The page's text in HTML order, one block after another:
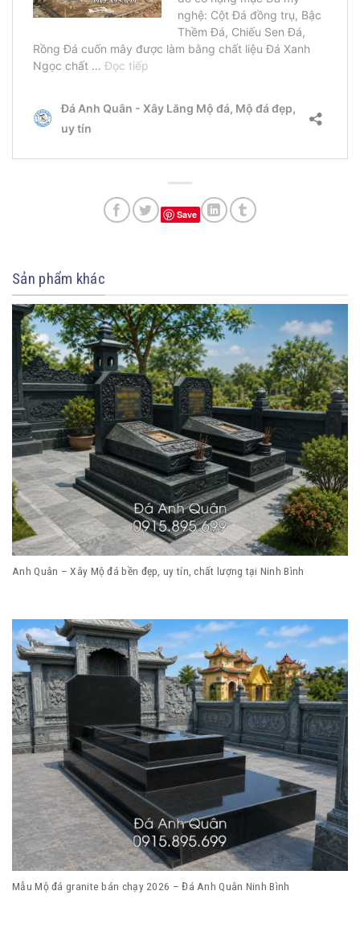
Save
Sản phẩm khác
Anh Quân – Xây Mộ đá bền đẹp, uy tín, chất lượng tại Ninh Bình
Mẫu Mộ đá granite bán chạy 2026 – Đá Anh Quân Ninh Bình